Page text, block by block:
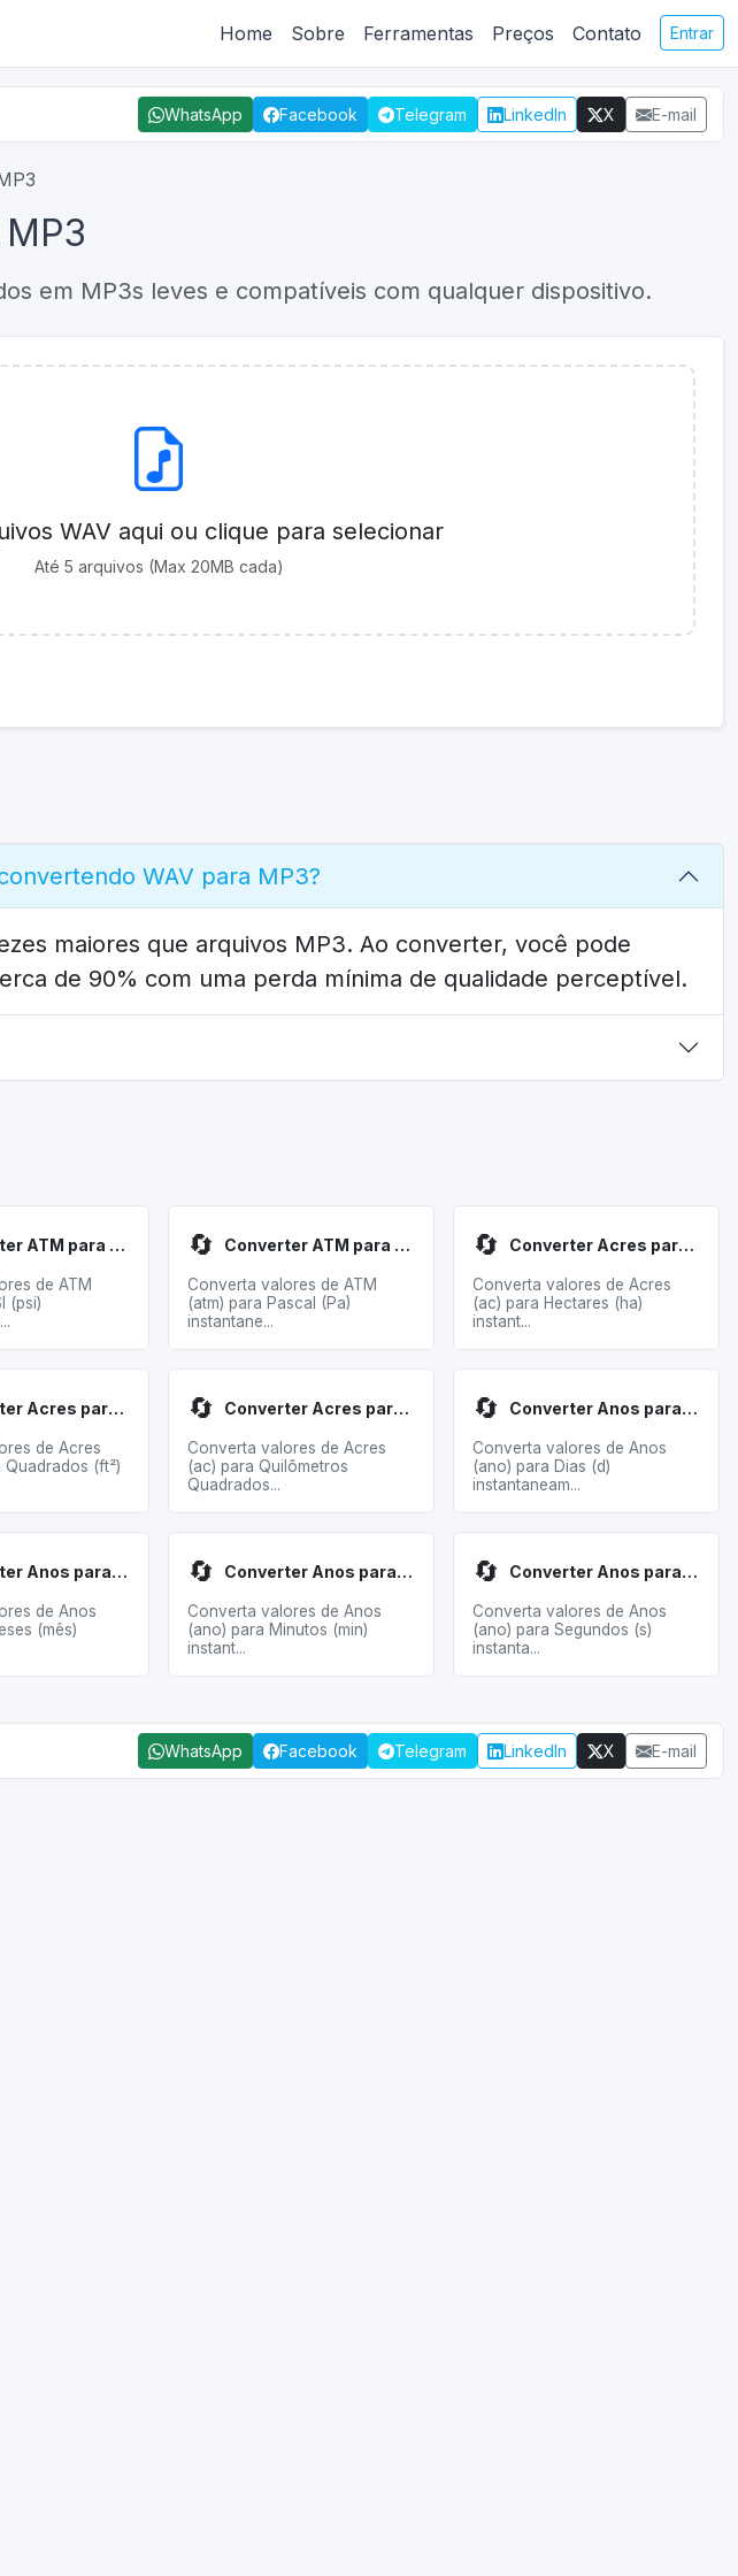
Home Sobre Ferramentas Preços Contato Entrar
WhatsApp Facebook Telegram LinkedIn X E-mail
em MP3s leves e compatíveis com qualquer dispositivo.
WAV aqui ou clique para selecionar
Até 5 arquivos (Max 20MB cada)
WAV para MP3?
maiores que arquivos MP3. Ao converter, você pode
de 90% com uma perda mínima de qualidade perceptível.
Converter ATM para PSI
de ATM
(psi)
🔄 Converter ATM para Pascal
Converta valores de ATM
(atm) para Pascal (Pa)
instantane...
🔄 Converter Acres para Hectares
Converta valores de Acres
(ac) para Hectares (ha)
instant...
Converter Acres para Pés Quadrados
de Acres
Quadrados (ft²)
🔄 Converter Acres para Quilômetros Quadrados
Converta valores de Acres
(ac) para Quilômetros
Quadrados...
🔄 Converter Anos para Dias
Converta valores de Anos
(ano) para Dias (d)
instantaneam...
Converter Anos para Meses
de Anos
(mês)
🔄 Converter Anos para Minutos
Converta valores de Anos
(ano) para Minutos (min)
instant...
🔄 Converter Anos para Segundos
Converta valores de Anos
(ano) para Segundos (s)
instanta...
WhatsApp Facebook Telegram LinkedIn X E-mail